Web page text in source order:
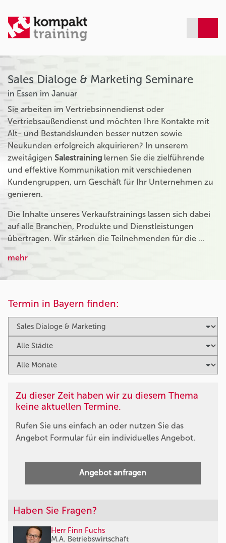
Sales Dialoge & Marketing Seminare
in Essen im Januar
Sie arbeiten im Vertriebsinnendienst oder
Vertriebsaußendienst und möchten Ihre Kontakte mit
Alt- und Bestandskunden besser nutzen sowie
Neukunden erfolgreich akquirieren? In unserem
zweitägigen Salestraining lernen Sie die zielführende
und effektive Kommunikation mit verschiedenen
Kundengruppen, um Geschäft für Ihr Unternehmen zu
genieren.
Die Inhalte unseres Verkaufstrainings lassen sich dabei
auf alle Branchen, Produkte und Dienstleistungen
übertragen. Wir stärken die Teilnehmenden für die …
mehr
Termin in Bayern finden:
Zu dieser Zeit haben wir zu diesem Thema
keine aktuellen Termine.
Rufen Sie uns einfach an oder nutzen Sie das
Angebot Formular für ein individuelles Angebot.
Angebot anfragen
Haben Sie Fragen?
Herr Finn Fuchs
M.A. Betriebswirtschaft